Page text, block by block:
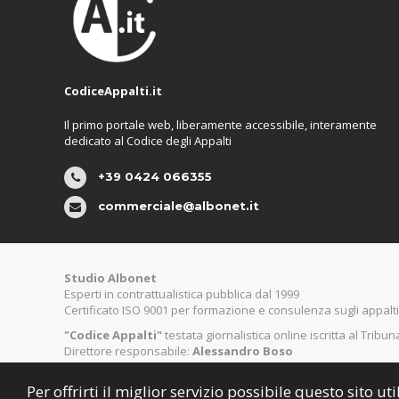
Per offrirti il miglior servizio possibile questo sito
CodiceAppalti.it
Il primo portale web, liberamente accessibile, interamente
dedicato al Codice degli Appalti
+39 0424 066355
commerciale@albonet.it
Studio Albonet
Esperti in contrattualistica pubblica dal 1999
Certificato ISO 9001 per formazione e consulenza sugli appalti
"Codice Appalti"testata giornalistica online iscritta al
Direttore responsabile: Alessandro Boso